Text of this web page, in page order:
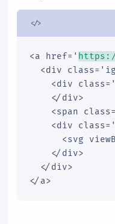
color:
font-weight:
padding: 3px
display:
border-
-moz-border-
box-shadow: 0
  outline: 0;
margin-top:
line-height:
.ignielSubsFull
<a href='
<div
<div
    </div>
<span
<div
<svg
    </div>
  </div>
</a>